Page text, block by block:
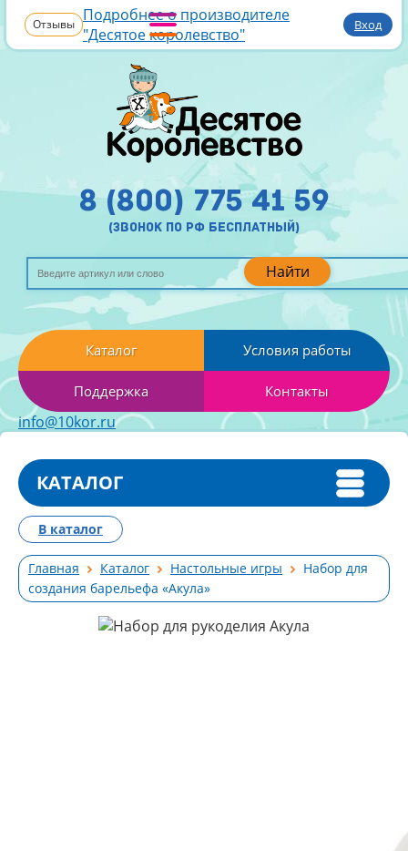
Отзывы Подробнее о производителе
"Десятое королевство"
Вход
Найти
8 (800) 775 41 59
(звонок по рф бесплатный)
Каталог Условия работы
Поддержка Контакты
info@10kor.ru
КАТАЛОГ
Главная Каталог Настольные игры
Набор для
создания барельефа «Акула»
В каталог